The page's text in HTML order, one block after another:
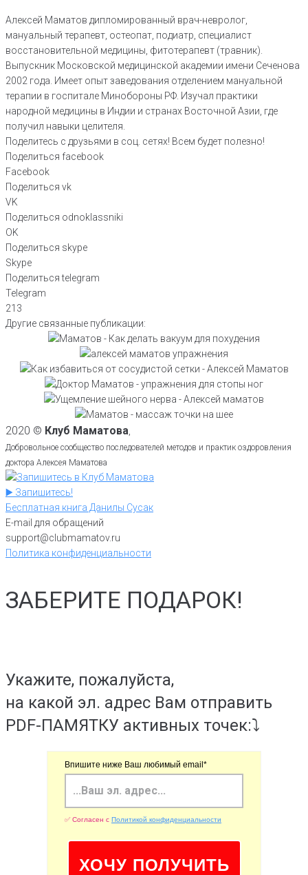
Алексей Маматов дипломированный врач-невролог,
мануальный терапевт, остеопат, подиатр, специалист
восстановительной медицины, фитотерапевт (травник).
Выпускник Московской медицинской академии имени Сеченова
2002 года. Имеет опыт заведования отделением мануальной
терапии в госпитале Минобороны РФ. Изучал практики
народной медицины в Индии и странах Восточной Азии, где
получил навыки целителя.
Поделитесь с друзьями в соц. сетях! Всем будет полезно!
Поделиться facebook
Facebook
Поделиться vk
VK
Поделиться odnoklassniki
OK
Поделиться skype
Skype
Поделиться telegram
Telegram
213
Другие связанные публикации:
Как делать вакуум живота для
начинающих: технику выполнения
показывает Алексей Маматов
Упражнения для очищения
кишечника и хорошего пищеварения
из Крийя-йоги
Удаление сосудистых звездочек: как
убрать капиллярную сетку на ногах
простым средством
Упражнения для мышц стопы ног
против косточки и улучшения
кровотока от доктора Маматова
{практики 2}
Защемило шею больно поворачивать
голову, что делать показывает
Алексей Маматов
Простой массаж шеи самому себе
для коррекции артериального
давления: техника массажа шеи
2020 © Клуб Маматова
Добровольное сообщество последователей методов и практик оздоровления
доктора Алексея Маматова
▶️ Запишитесь!
Бесплатная книга Данилы Сусак
E-mail для обращений
support@clubmamatov.ru
Политика конфиденциальности
ЗАБЕРИТЕ ПОДАРОК!
Укажите, пожалуйста,
на какой эл. адрес Вам отправить
PDF-ПАМЯТКУ активных точек:⤵️
Впишите ниже Ваш любимый email*
✅ Согласен с Политикой конфиденциальности